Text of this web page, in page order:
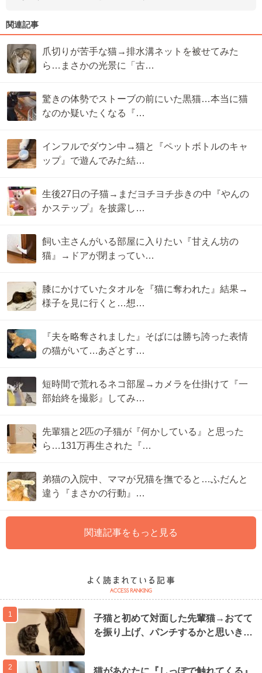
関連記事
爪切りが苦手な猫→排水溝ネットを被せてみた
ら…まさかの光景に「古…
驚きの体勢でストーブの前にいた黒猫…本当に猫
なのか疑いたくなる『…
インフルでダウン中→猫と『ペットボトルのキャ
ップ』で遊んでみた結…
生後27日の子猫→まだヨチヨチ歩きの中『やんの
かステップ』を披露し…
飼い主さんがいる部屋に入りたい『甘えん坊の
猫』→ドアが閉まってい…
膝にかけていたタオルを『猫に奪われた』結果→
様子を見に行くと…想…
『夫を略奪されました』そばには勝ち誇った表情
の猫がいて…あざとす…
短時間で荒れるネコ部屋→カメラを仕掛けて『一
部始終を撮影』してみ…
先輩猫と2匹の子猫が『何かしている』と思った
ら…131万再生された『…
弟猫の入院中、ママが兄猫を撫でると…ふだんと
違う『まさかの行動』…
関連記事をもっと見る
1
子猫と初めて対面した先輩猫→おてて
を振り上げ、パンチするかと思いき…
2